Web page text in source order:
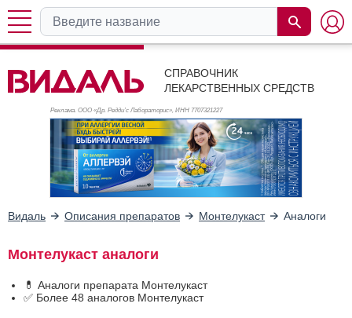
СПРАВОЧНИК
ЛЕКАРСТВЕННЫХ СРЕДСТВ
Реклама. ООО «Др. Редди’с Лабораторис», ИНН 7707321227
Видаль Описания препаратов Монтелукаст Аналоги
Монтелукаст аналоги
💊 Аналоги препарата Монтелукаст
✅ Более 48 аналогов Монтелукаст